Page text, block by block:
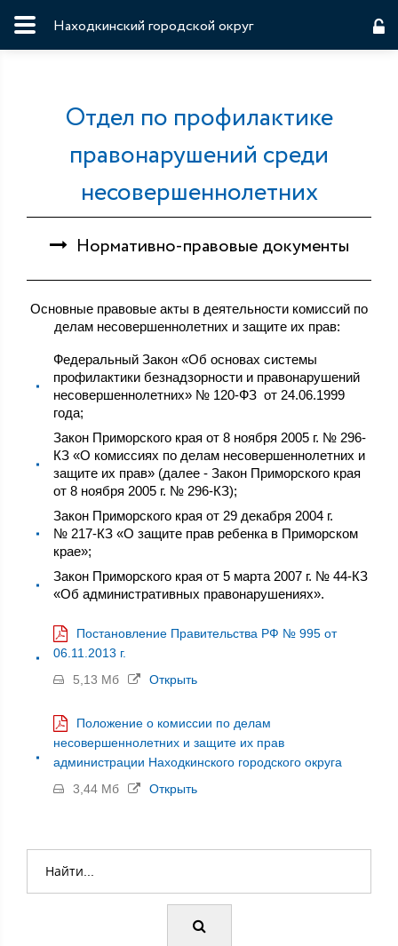
Находкинский городской округ
Отдел по профилактике
правонарушений среди
несовершеннолетних
Нормативно-правовые документы
Основные правовые акты в деятельности комиссий по
делам несовершеннолетних и защите их прав:
Федеральный Закон «Об основах системы
профилактики безнадзорности и правонарушений
несовершеннолетних» № 120-ФЗ от 24.06.1999
года;
Закон Приморского края от 8 ноября 2005 г. № 296-
КЗ «О комиссиях по делам несовершеннолетних и
защите их прав» (далее - Закон Приморского края
от 8 ноября 2005 г. № 296-КЗ);
Закон Приморского края от 29 декабря 2004 г.
№ 217-КЗ «О защите прав ребенка в Приморском
крае»;
Закон Приморского края от 5 марта 2007 г. № 44-КЗ
«Об административных правонарушениях».
Постановление Правительства РФ № 995 от
06.11.2013 г.
5,13 Мб
Открыть
Положение о комиссии по делам
несовершеннолетних и защите их прав
администрации Находкинского городского округа
3,44 Мб
Открыть